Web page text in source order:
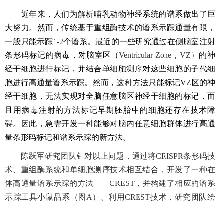
近年来，人们为解析哺乳动物神经系统的谱系做出了巨
大努力。然而，传统基于重组酶技术的谱系示踪通量有限，
一般只能示踪1-2个谱系。最近的一些研究通过在侧脑室注射
条形码标记的病毒，对脑室区（Ventricular Zone ，VZ ）的神
经干细胞进行标记，并结合单细胞测序对这些细胞的子代细
胞进行高通量谱系示踪。然而，这种方法只能标记VZ 区的神
经干细胞，无法实现对全脑任意脑区神经干细胞的标记，而
且用病毒注射的方法标记早期胚胎中的细胞还存在技术障
碍。因此，急需开发一种能够对脑内任意细胞群体进行高通
量条形码标记和谱系示踪的新方法。
陈跃军研究团队针对以上问题，通过将CRISPR条形码技
术、重组酶系统和单细胞测序技术相互结合，开发了一种在
体高通量谱系示踪的方法——CREST，并构建了相应的谱系
示踪工具小鼠品系（图A）。利用CREST技术，研究团队绘